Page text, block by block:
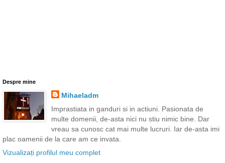
Despre mine
Mihaeladm
Imprastiata in ganduri si in actiuni. Pasionata de
multe domenii, de-asta nici nu stiu nimic bine. Dar
vreau sa cunosc cat mai multe lucruri. Iar de-asta imi
plac oamenii de la care am ce invata.
Vizualizați profilul meu complet